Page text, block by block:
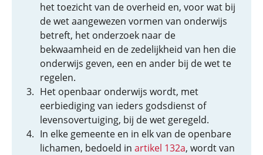
het toezicht van de overheid en, voor wat bij
de wet aangewezen vormen van onderwijs
betreft, het onderzoek naar de
bekwaamheid en de zedelijkheid van hen die
onderwijs geven, een en ander bij de wet te
regelen.
Het openbaar onderwijs wordt, met
eerbiediging van ieders godsdienst of
levensovertuiging, bij de wet geregeld.
In elke gemeente en in elk van de openbare
lichamen, bedoeld in artikel 132a, wordt van